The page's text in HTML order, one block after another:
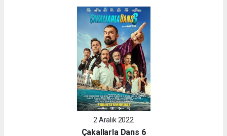
2 Aralık 2022
Çakallarla Dans 6